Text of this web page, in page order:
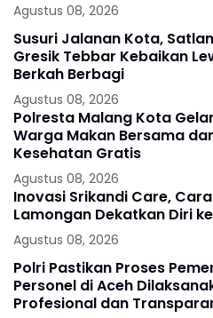
Agustus 08, 2026
Susuri Jalanan Kota,
Gresik Tebbar Kebaikan
Berkah Berbagi
Agustus 08, 2026
Polresta Malang Kota
Warga Makan Bersama
Kesehatan Gratis
Agustus 08, 2026
Inovasi Srikandi Care,
Lamongan Dekatkan Diri
Agustus 08, 2026
Polri Pastikan Proses
Personel di Aceh
Profesional dan